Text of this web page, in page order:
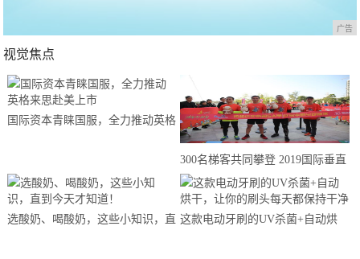
广告
视觉焦点
国际资本青睐国服，全力推动英格
300名梯客共同攀登 2019国际垂直
马拉松超级精英赛顺德海骏达中心
站欢乐开跑
选酸奶、喝酸奶，这些小知识，直 这款电动牙刷的UV杀菌+自动烘